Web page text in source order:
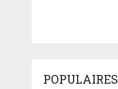
POPULAIRES